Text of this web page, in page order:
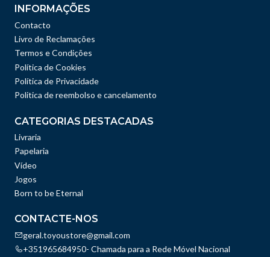
INFORMAÇÕES
Contacto
Livro de Reclamações
Termos e Condições
Política de Cookies
Política de Privacidade
Politica de reembolso e cancelamento
CATEGORIAS DESTACADAS
Livraria
Papelaria
Vídeo
Jogos
Born to be Eternal
CONTACTE-NOS
geral.toyoustore@gmail.com
+351965684950- Chamada para a Rede Móvel Nacional